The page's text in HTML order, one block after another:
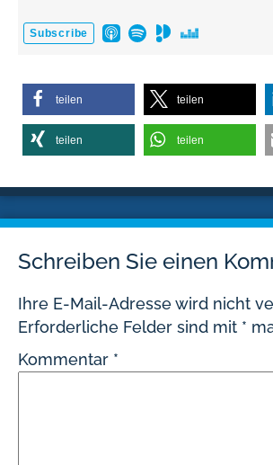
teilen teilen
teilen teilen
Schreiben Sie einen
Ihre E-Mail-Adresse wird nicht
Erforderliche Felder sind mit *
Kommentar *